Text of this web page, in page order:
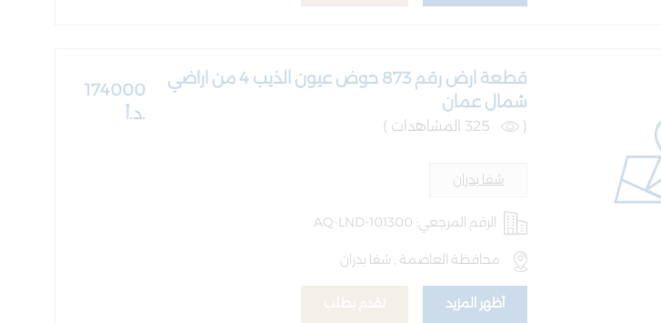
قطعة ارض رقم 873 حوض عيون الذيب 4 من اراضي
شمال عمان
(
174000
.د.أ
شفا بدران
الرقم المرجعي: AQ-LND-101300
محافظة العاصمة , شفا بدران
أظهر المزيد